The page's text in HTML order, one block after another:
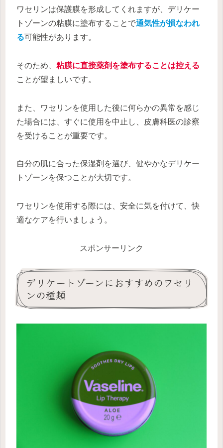
ワセリンは保護膜を形成してくれますが、デリケー
トゾーンの粘膜に塗布することで通気性が損なわれ
る可能性があります。
そのため、 粘膜に直接薬剤を塗布することは控える
ことが望ましいです。
また、ワセリンを使用した後に何らかの異常を感じ
た場合には、すぐに使用を中止し、皮膚科医の診察
を受けることが重要です。
自分の肌に合った保湿剤を選び、健やかなデリケー
トゾーンを保つことが大切です。
ワセリンを使用する際には、安全に気を付けて、快
適なケアを行いましょう。
スポンサーリンク
デリケートゾーンにおすすめのワセリ
ンの種類